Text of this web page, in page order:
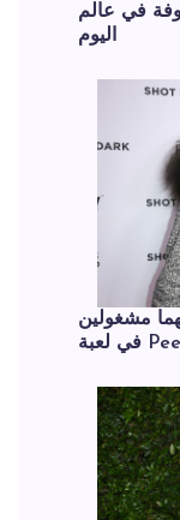
في عالم
اليوم
مشغولين